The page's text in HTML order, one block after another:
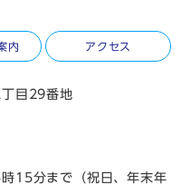
内 アクセス
目29番地
15分まで（祝日、年末年